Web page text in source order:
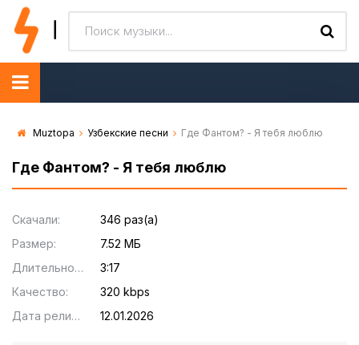
Muztopa Узбекские песни Где Фантом? - Я тебя люблю
Где Фантом? - Я тебя люблю
Скачали:
346 раз(а)
Размер:
7.52 МБ
Длительность:
3:17
Качество:
320 kbps
Дата релиза:
12.01.2026